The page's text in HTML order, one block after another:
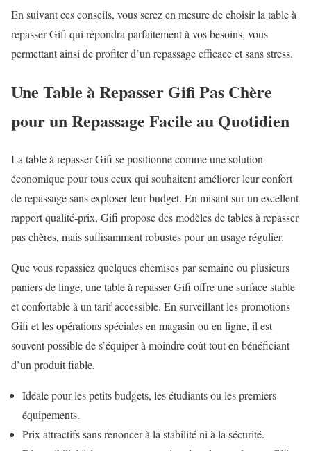
En suivant ces conseils, vous serez en mesure de choisir la table à
repasser Gifi qui répondra parfaitement à vos besoins, vous
permettant ainsi de profiter d’un repassage efficace et sans stress.
Une Table à Repasser Gifi Pas Chère
pour un Repassage Facile au Quotidien
La table à repasser Gifi se positionne comme une solution
économique pour tous ceux qui souhaitent améliorer leur confort
de repassage sans exploser leur budget. En misant sur un excellent
rapport qualité-prix, Gifi propose des modèles de tables à repasser
pas chères, mais suffisamment robustes pour un usage régulier.
Que vous repassiez quelques chemises par semaine ou plusieurs
paniers de linge, une table à repasser Gifi offre une surface stable
et confortable à un tarif accessible. En surveillant les promotions
Gifi et les opérations spéciales en magasin ou en ligne, il est
souvent possible de s’équiper à moindre coût tout en bénéficiant
d’un produit fiable.
Idéale pour les petits budgets, les étudiants ou les premiers
équipements.
Prix attractifs sans renoncer à la stabilité ni à la sécurité.